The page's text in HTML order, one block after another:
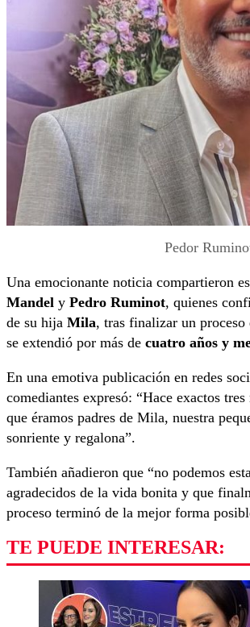
Pedor
Una emocionante noticia compartieron
Mandel y Pedro Ruminot, quienes
de su hija Mila, tras finalizar un proceso
se extendió por más de cuatro años y
En una emotiva publicación en redes
comediantes expresó: “Hace exactos tres
que éramos padres de Mila, nuestra
sonriente y regalona”.
También añadieron que “no podemos
agradecidos de la vida bonita y que
proceso terminó de la mejor forma
TE PUEDE INTERESAR: